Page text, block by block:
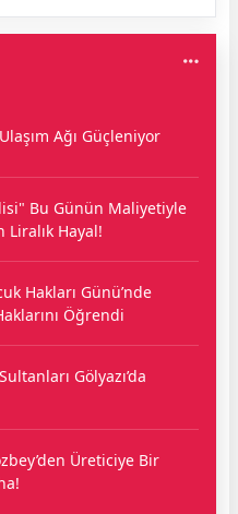
Ağı Güçleniyor
Bu Günün Maliyetiyle
Liralık Hayal!
Hakları Günü’nde
Öğrendi
Gölyazı’da
Üreticiye Bir